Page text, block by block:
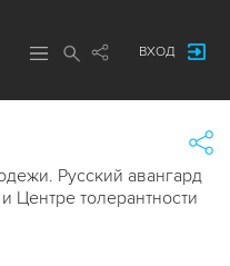
ВХОД
Русский авангард
Центре толерантности